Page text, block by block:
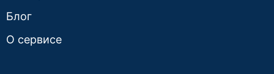
Блог
О сервисе